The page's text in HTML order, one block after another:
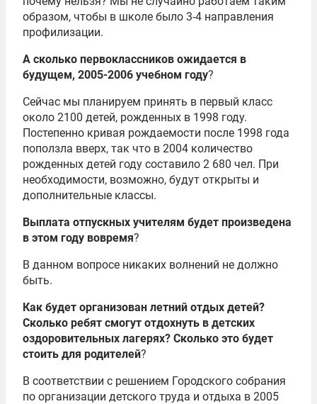
образом, чтобы в школе было 3-4 направления
профилизации.
А сколько первоклассников ожидается в
будущем, 2005-2006 учебном году?
Сейчас мы планируем принять в первый класс
около 2100 детей, рожденных в 1998 году.
Постепенно кривая рождаемости после 1998 года
поползла вверх, так что в 2004 количество
рожденных детей году составило 2 680 чел. При
необходимости, возможно, будут открыты и
дополнительные классы.
Выплата отпускных учителям будет произведена
в этом году вовремя?
В данном вопросе никаких волнений не должно
быть.
Как будет организован летний отдых детей?
Сколько ребят смогут отдохнуть в детских
оздоровительных лагерях? Сколько это будет
стоить для родителей?
В соответствии с решением Городского собрания
по организации детского труда и отдыха в 2005